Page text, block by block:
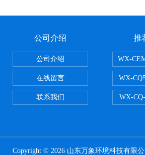
公司介绍
公司介绍
在线留言
联系我们
推
WX-
WX-
WX-
Copyright © 2026 山东万象环境科技有限